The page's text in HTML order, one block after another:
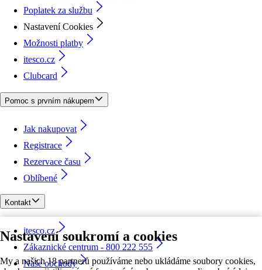
Nastavení soukromí a cookies
My a našich 18 partnerů používáme nebo ukládáme soubory cookies,
Poplatek za službu
Nastavení Cookies
Možnosti platby
itesco.cz
Clubcard
Pomoc s prvním nákupem
Jak nakupovat
Registrace
Rezervace času
Oblíbené
Kontakt
itesco.cz
Zákaznické centrum - 800 222 555
Naše obchody